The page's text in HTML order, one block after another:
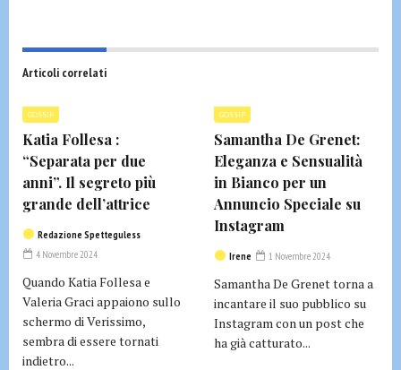
Articoli correlati
GOSSIP
Katia Follesa :
“Separata per due
anni”. Il segreto più
grande dell’attrice
Redazione Spetteguless
4 Novembre 2024
Quando Katia Follesa e
Valeria Graci appaiono sullo
schermo di Verissimo,
sembra di essere tornati
indietro...
GOSSIP
Samantha De Grenet:
Eleganza e Sensualità
in Bianco per un
Annuncio Speciale su
Instagram
Irene 1 Novembre 2024
Samantha De Grenet torna a
incantare il suo pubblico su
Instagram con un post che
ha già catturato...